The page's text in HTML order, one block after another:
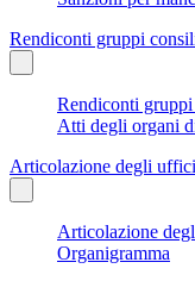
Rendiconti gruppi
Rendiconti
Atti degli organi
Articolazione degli uffici
Articolazione
Organigramma